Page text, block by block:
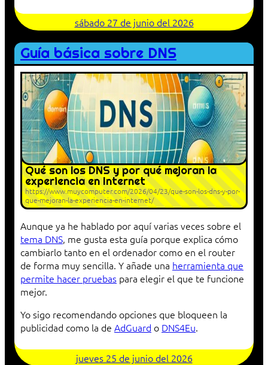
sábado 27 de junio del 2026
Guía básica sobre DNS
Qué son los DNS y por qué mejoran la
experiencia en Internet
https://www.muycomputer.com/2026/04/23/que-son-los-dns-y-por-
que-mejoran-la-experiencia-en-internet/
Aunque ya he hablado por aquí varias veces sobre el
tema DNS, me gusta esta guía porque explica cómo
cambiarlo tanto en el ordenador como en el router
de forma muy sencilla. Y añade una herramienta que
permite hacer pruebas para elegir el que te funcione
mejor.
Yo sigo recomendando opciones que bloqueen la
publicidad como la de AdGuard o DNS4Eu.
jueves 25 de junio del 2026